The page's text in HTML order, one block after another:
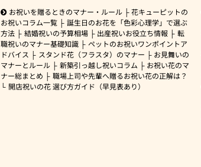
お祝いを贈るときのマナー・ルール
花キューピットの
お祝いコラム一覧
誕生日のお花を「色彩心理学」で選ぶ
方法
結婚祝いの予算相場 出産祝いお役立ち情報
転
職祝いのマナー基礎知識
ペットのお祝いワンポイントア
ドバイス
スタンド花（フラスタ）のマナー
お見舞いの
マナーとルール
新築引っ越し祝いコラム
お祝い花のマ
ナー総まとめ
職場上司や先輩へ贈るお祝い花の正解は？
開店祝いの花 選び方ガイド（早見表あり）